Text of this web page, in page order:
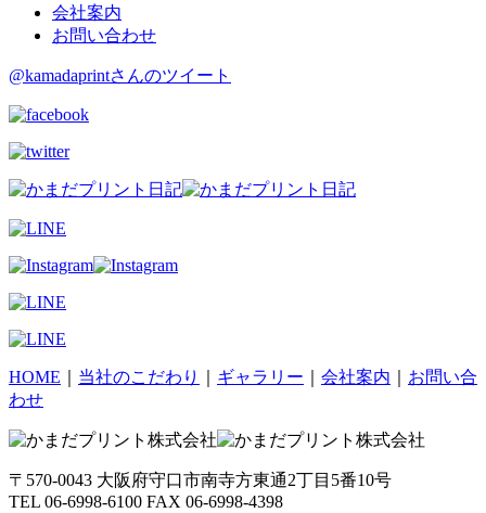
会社案内
お問い合わせ
@kamadaprintさんのツイート
HOME 当社のこだわり ギャラリー 会社案内
お問い合
わせ
〒570-0043 大阪府守口市南寺方東通2丁目5番10号
TEL 06-6998-6100 FAX 06-6998-4398